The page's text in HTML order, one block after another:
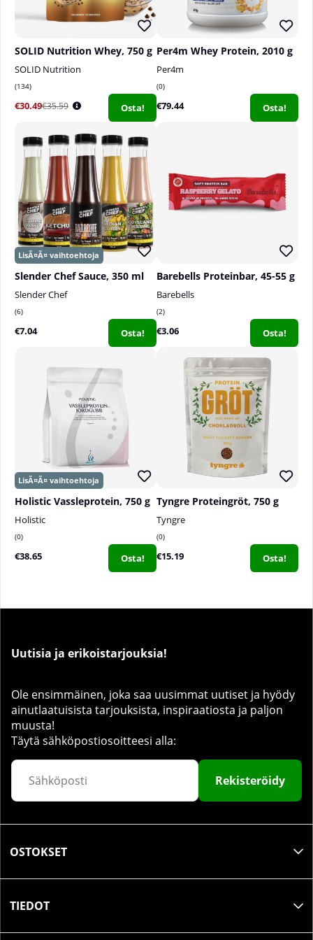
SOLID Nutrition Whey, 750 g
SOLID Nutrition
134
€30.49€35.59 Osta!
Per4m Whey Protein, 2010 g
Per4m
0
€79.44 Osta!
Slender Chef Sauce, 350 ml
Slender Chef
6
€7.04 Osta!
Barebells Proteinbar, 45-55 g
Barebells
2
€3.06 Osta!
Holistic Vassleprotein, 750 g
Holistic
0
€38.65 Osta!
Tyngre Proteingröt, 750 g
Tyngre
0
€15.19 Osta!
Uutisia ja erikoistarjouksia!
Ole ensimmäinen, joka saa uusimmat uutiset ja hyödy
ainutlaatuisista tarjouksista, inspiraatiosta ja paljon
muusta!
Täytä sähköpostiosoitteesi alla:
Rekisteröidy
OSTOKSET
TIEDOT